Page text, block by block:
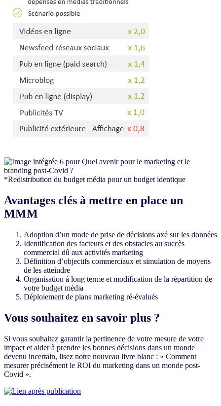
*Redistribution du budget média pour un budget identique
Avantages clés à mettre en place un
MMM
Adoption d’un mode de prise de décisions axé sur les données
Identification des facteurs et des obstacles au succès
commercial dû aux activités marketing
Définition d’objectifs commerciaux et simulation de moyens
de les atteindre
Organisation à long terme et modification de la répartition de
votre budget média
Déploiement de plans marketing ré-évalués
Vous souhaitez en savoir plus ?
Si vous souhaitez garantir la pertinence de votre mesure de votre
impact et aider à prendre les bonnes décisions dans un monde
devenu incertain, lisez notre nouveau livre blanc : « Comment
mesurer précisément le ROI du marketing dans un monde post-
Covid ».